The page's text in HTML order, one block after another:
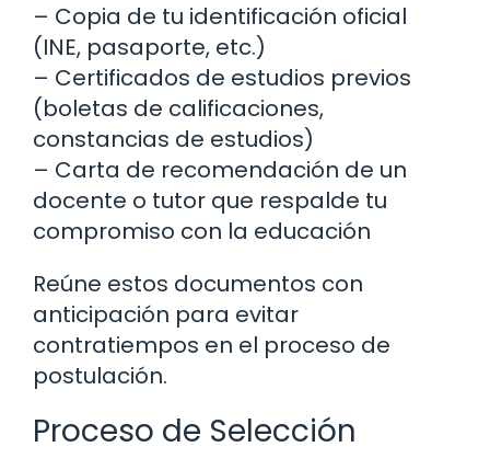
– Copia de tu identificación oficial
(INE, pasaporte, etc.)
– Certificados de estudios previos
(boletas de calificaciones,
constancias de estudios)
– Carta de recomendación de un
docente o tutor que respalde tu
compromiso con la educación
Reúne estos documentos con
anticipación para evitar
contratiempos en el proceso de
postulación.
Proceso de Selección